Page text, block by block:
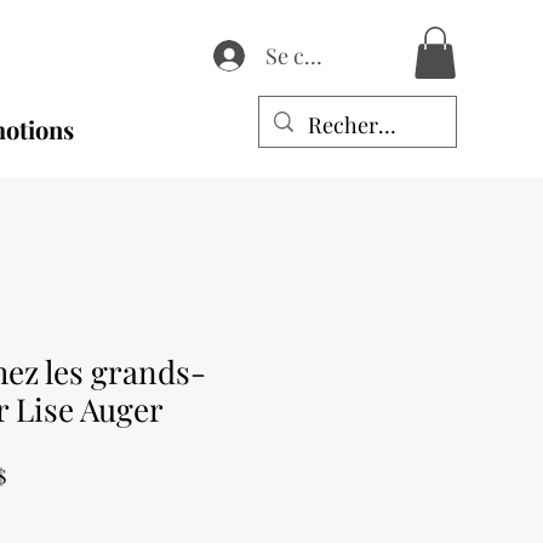
Se connecter
les grands-
Lise Auger
Prix